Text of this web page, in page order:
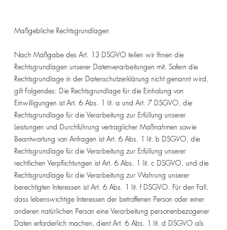
Maßgebliche Rechtsgrundlagen
Nach Maßgabe des Art. 13 DSGVO teilen wir Ihnen die
Rechtsgrundlagen unserer Datenverarbeitungen mit. Sofern die
Rechtsgrundlage in der Datenschutzerklärung nicht genannt wird,
gilt Folgendes: Die Rechtsgrundlage für die Einholung von
Einwilligungen ist Art. 6 Abs. 1 lit. a und Art. 7 DSGVO, die
Rechtsgrundlage für die Verarbeitung zur Erfüllung unserer
Leistungen und Durchführung vertraglicher Maßnahmen sowie
Beantwortung von Anfragen ist Art. 6 Abs. 1 lit. b DSGVO, die
Rechtsgrundlage für die Verarbeitung zur Erfüllung unserer
rechtlichen Verpflichtungen ist Art. 6 Abs. 1 lit. c DSGVO, und die
Rechtsgrundlage für die Verarbeitung zur Wahrung unserer
berechtigten Interessen ist Art. 6 Abs. 1 lit. f DSGVO. Für den Fall,
dass lebenswichtige Interessen der betroffenen Person oder einer
anderen natürlichen Person eine Verarbeitung personenbezogener
Daten erforderlich machen, dient Art. 6 Abs. 1 lit. d DSGVO als